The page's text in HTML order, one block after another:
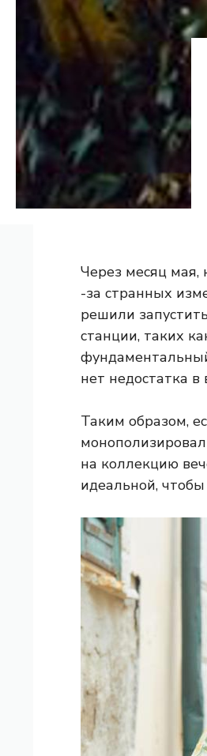
Через месяц
-за странных
решили
станции, таких
нет недостатка
Таким образом,
на коллекцию
идеальной,